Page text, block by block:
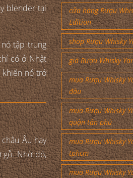
blender tại
tập trung
có ở Nhật
khiến nó trở
Âu hay
gỗ. Nhờ đó,
cửa hàng Rượu
Edition
shop Rượu Whisky
giá Rượu Whisky
mua Rượu Whisky
đâu
mua Rượu Whisky
quận tân phú
mua Rượu Whisky
tphcm
mua Rượu Whisky